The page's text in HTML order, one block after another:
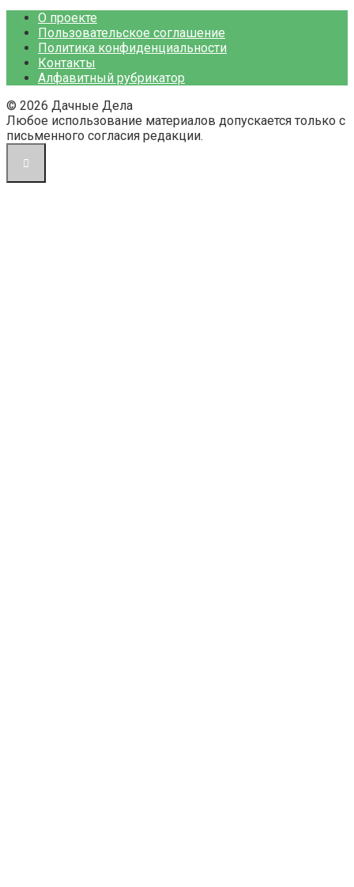
О проекте
Пользовательское соглашение
Политика конфиденциальности
Контакты
Алфавитный рубрикатор
© 2026 Дачные Дела
Любое использование материалов допускается только с
письменного согласия редакции.